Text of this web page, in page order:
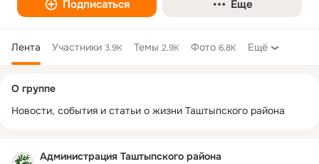
Подписаться Еще
Лента Участники 3.9K Темы 2.9K Фото 6.8K Ещё
Администрация Таштыпского района
колонка
О группе
Новости, события и статьи о жизни Таштыпского района